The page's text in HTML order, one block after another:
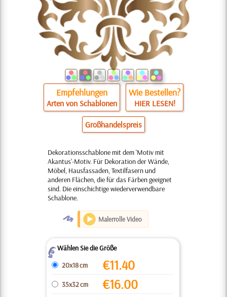
Empfehlungen
Arten von Schablonen
Wie Bestellen?
HIER LESEN!
Großhandelspreis
Dekorationsschablone mit dem 'Motiv mit
Akantus'-Motiv. Für Dekoration der Wände,
Möbel, Hausfassaden, Textilfasern und
anderen Flächen, die für das Färben geeignet
sind. Die einschichtige wiederverwendbare
Schablone.
O Malerrolle Video
ZWählen Sie die Größe
20x18 cm
€11.40
35x32 cm €16.00